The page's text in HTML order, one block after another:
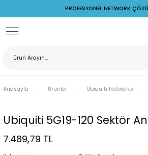
PROFESYONEL NETWORK
Geri Dön
AirMax
PoE
Reyee
Ruijie
POE
Switch
Anasayfa Ürünler Ubiquiti Networks
Ubiquiti 5G19-120 Sektör
7.489,79 TL